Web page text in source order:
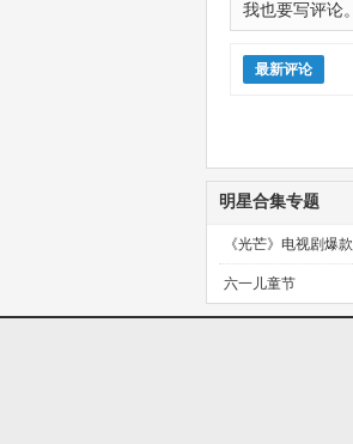
最新评论
明星合集专题
《光芒》电视剧爆款
预定！
六一儿童节